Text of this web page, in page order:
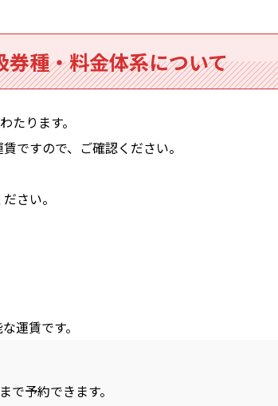
種・料金体系について
たります。
ですので、ご確認ください。
さい。
運賃です。
予約できます。